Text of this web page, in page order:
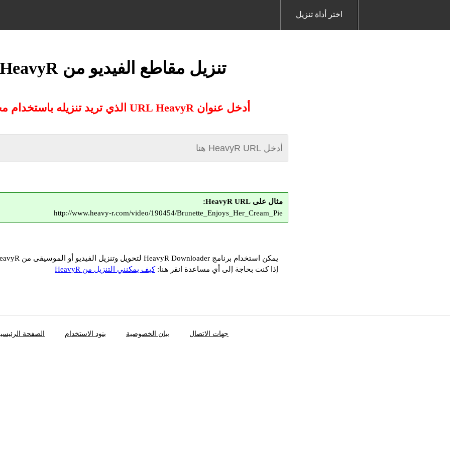
اختر أداة تنزيل
تنزيل مقاطع الفيديو من HeavyR
أدخل عنوان URL HeavyR الذي تريد تنزيله باستخدام محولنا:
مثال على HeavyR URL:
http://www.heavy-r.com/video/190454/Brunette_Enjoys_Her_Cream_Pie
يمكن استخدام برنامج HeavyR Downloader لتحويل وتنزيل الفيديو أو الموسيقى من HeavyR مجانًا
إذا كنت بحاجة إلى أي مساعدة انقر هنا:كيف يمكنني التنزيل من HeavyR
الصفحة بنود الاستخدام بيان الخصوصية جهات الاتصال